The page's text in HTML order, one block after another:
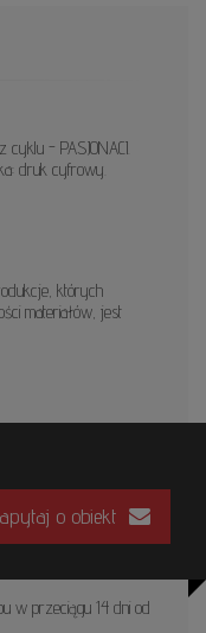
cyklu - PASJONACI.
druk cyfrowy.
których
materiałów, jest
o obiekt
w przeciągu 14 dni od